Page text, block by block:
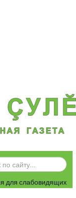
для слабовидящих